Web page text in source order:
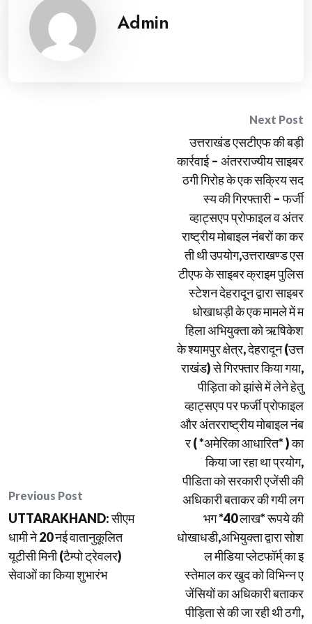
Admin
Previous Post
UTTARAKHAND: सीएम
धामी ने 20 नई वातानुकूलित
यूटीसी मिनी (टैम्पो ट्रेवलर)
सेवाओं का किया शुभारंभ
Next Post
उत्तराखंड एसटीएफ की बड़ी
कार्रवाई – अंतरराज्यीय साइबर
ठगी गिरोह के एक सक्रिय सद
स्य की गिरफ्तारी – फर्जी
व्हाट्सएप प्रोफाइल व अंतर
राष्ट्रीय मोबाइल नंबरों का कर
ती थी उपयोग,उत्तराखण्ड एस
टीएफ के साइबर क्राइम पुलिस
स्टेशन देहरादून द्वारा साइबर
धोखाधड़ी के एक मामले में म
हिला अभियुक्ता को ऋषिकेश
के श्यामपुर क्षेत्र, देहरादून (उत्त
राखंड) से गिरफ्तार किया गया,
पीड़िता को झांसे में लेने हेतु
व्हाट्सएप पर फर्जी प्रोफाइल
और अंतरराष्ट्रीय मोबाइल नंब
र ( *अमेरिका आधारित* ) का
किया जा रहा था प्रयोग,
पीडिता को सरकारी एजेंसी की
अधिकारी बताकर की गयी लग
भग *40 लाख* रूपये की
धोखाधडी,अभियुक्ता द्वारा सोश
ल मीडिया प्लेटफॉर्म् का इ
स्तेमाल कर खुद को विभिन्न ए
जेंसियों का अधिकारी बताकर
पीड़िता से की जा रही थी ठगी,